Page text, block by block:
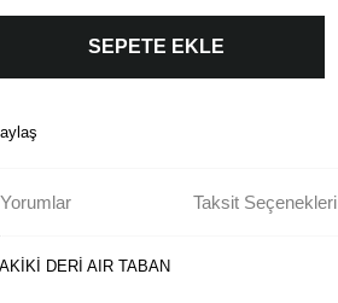
SEPETE EKLE
Yorumlar Taksit Seçenekleri
DERİ AIR TABAN